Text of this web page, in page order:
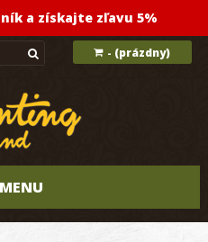
a získajte zľavu 5%
- (prázdny)
MENU